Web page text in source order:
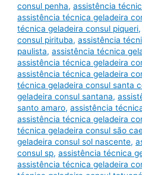
consul penha,assistência
assistência técnica geladeira
técnica geladeira consul piqueri
consul pirituba,assistência
paulista,assistência técnica
assistência técnica geladeira
assistência técnica geladeira
técnica geladeira consul santa
geladeira consul santana,
santo amaro,assistência
assistência técnica geladeira
técnica geladeira consul são
geladeira consul sol nascente,
consul sp,assistência técnica
assistência técnica geladeira